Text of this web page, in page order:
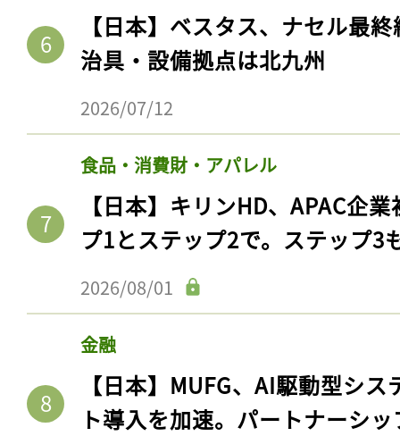
【日本】ベスタス、ナセル最
治具・設備拠点は北九州
2026/07/12
食品・消費財・アパレル
【日本】キリンHD、APAC企
プ1とステップ2で。ステップ3
2026/08/01
金融
【日本】MUFG、AI駆動型シ
ト導入を加速。パートナーシ